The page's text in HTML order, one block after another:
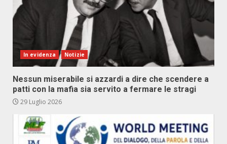
In evidenza Notizie
Nessun miserabile si azzardi a dire che scendere a
patti con la mafia sia servito a fermare le stragi
29 Luglio 2026